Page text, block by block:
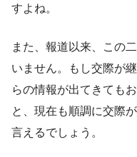
すよね。
また、報道以来、この
いません。もし交際が
らの情報が出てきても
と、現在も順調に交際
言えるでしょう。